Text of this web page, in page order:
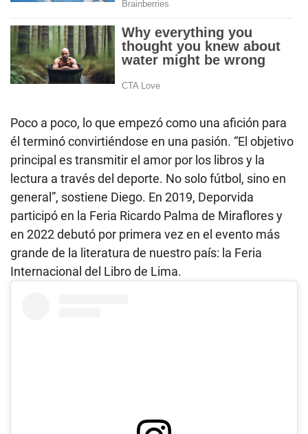
Poco a poco, lo que empezó como una afición para
él terminó convirtiéndose en una pasión. “El objetivo
principal es transmitir el amor por los libros y la
lectura a través del deporte. No solo fútbol, sino en
general”, sostiene Diego. En 2019, Deporvida
participó en la Feria Ricardo Palma de Miraflores y
en 2022 debutó por primera vez en el evento más
grande de la literatura de nuestro país: la Feria
Internacional del Libro de Lima.